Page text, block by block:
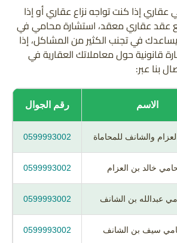
إذا كنت تواجه نزاع عقاري أو إذا
عقد عقاري معقد، استشارة محامي في
في تجنب الكثير من المشاكل، إذا
قانونية حول معاملاتك العقارية في
بنا عبر:
الاسم رقم الجوال
والشانف للمحاماة 0599993002
خالد بن العزام 0599993002
عبدالله بن الشانف 0599993002
سيف بن الشانف 0599993002